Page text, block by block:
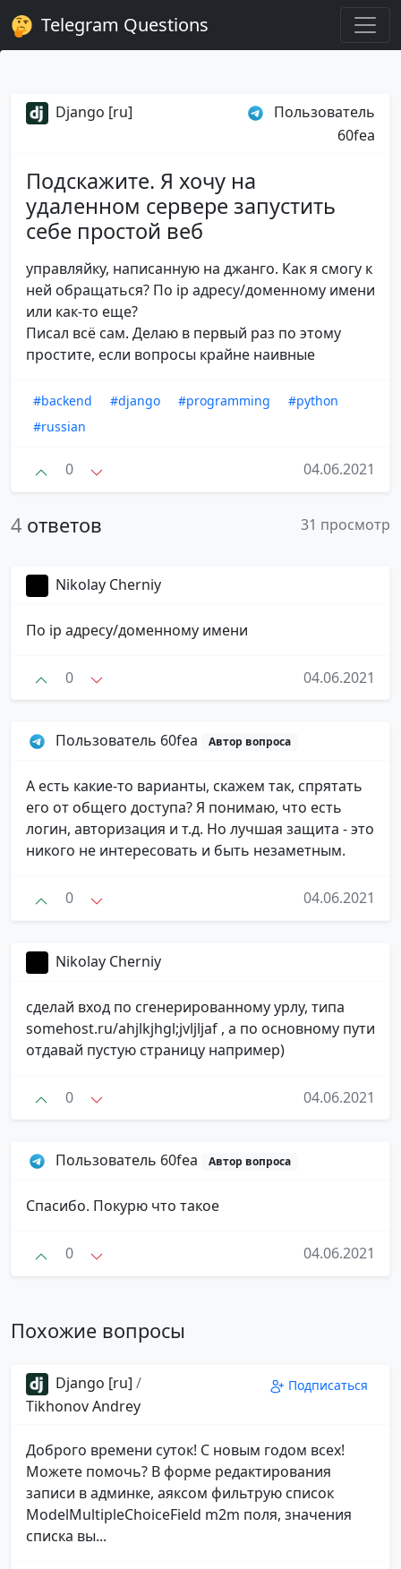
Telegram Questions
Django [ru]
Пользователь
60fea
Подскажите. Я хочу на
удаленном сервере запустить
себе простой веб
управляйку, написанную на джанго. Как я смогу к
ней обращаться? По ip адресу/доменному имени
или как-то еще?
Писал всё сам. Делаю в первый раз по этому
простите, если вопросы крайне наивные
#backend #django #programming
#python
#russian
0 04.06.2021
4 ответов 31 просмотр
Nikolay Cherniy
По ip адресу/доменному имени
0 04.06.2021
Пользователь 60fea Автор вопроса
А есть какие-то варианты, скажем так, спрятать
его от общего доступа? Я понимаю, что есть
логин, авторизация и т.д. Но лучшая защита - это
никого не интересовать и быть незаметным.
0 04.06.2021
Nikolay Cherniy
сделай вход по сгенерированному урлу, типа
somehost.ru/ahjlkjhgl;jvljljaf , а по основному пути
отдавай пустую страницу например)
0 04.06.2021
Пользователь 60fea Автор вопроса
Спасибо. Покурю что такое
0 04.06.2021
Похожие вопросы
Django [ru] /
Tikhonov Andrey
Подписаться
Доброго времени суток! С новым годом всех!
Можете помочь? В форме редактирования
записи в админке, аяксом фильтрую список
ModelMultipleChoiceField m2m поля, значения
списка вы...